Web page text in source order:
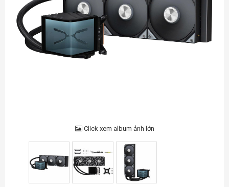
Click xem album ảnh lớn